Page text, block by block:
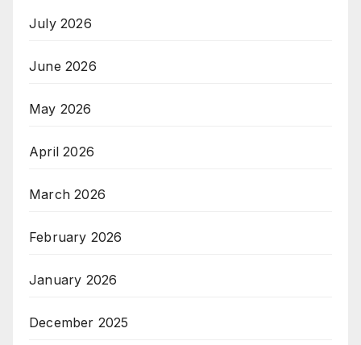
July 2026
June 2026
May 2026
April 2026
March 2026
February 2026
January 2026
December 2025